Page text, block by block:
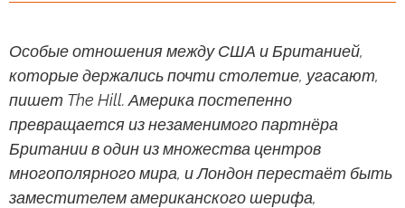
Особые отношения между США и Британией,
которые держались почти столетие, угасают,
пишет The Hill. Америка постепенно
превращается из незаменимого партнёра
Британии в один из множества центров
многополярного мира, и Лондон перестаёт быть
заместителем американского шерифа,